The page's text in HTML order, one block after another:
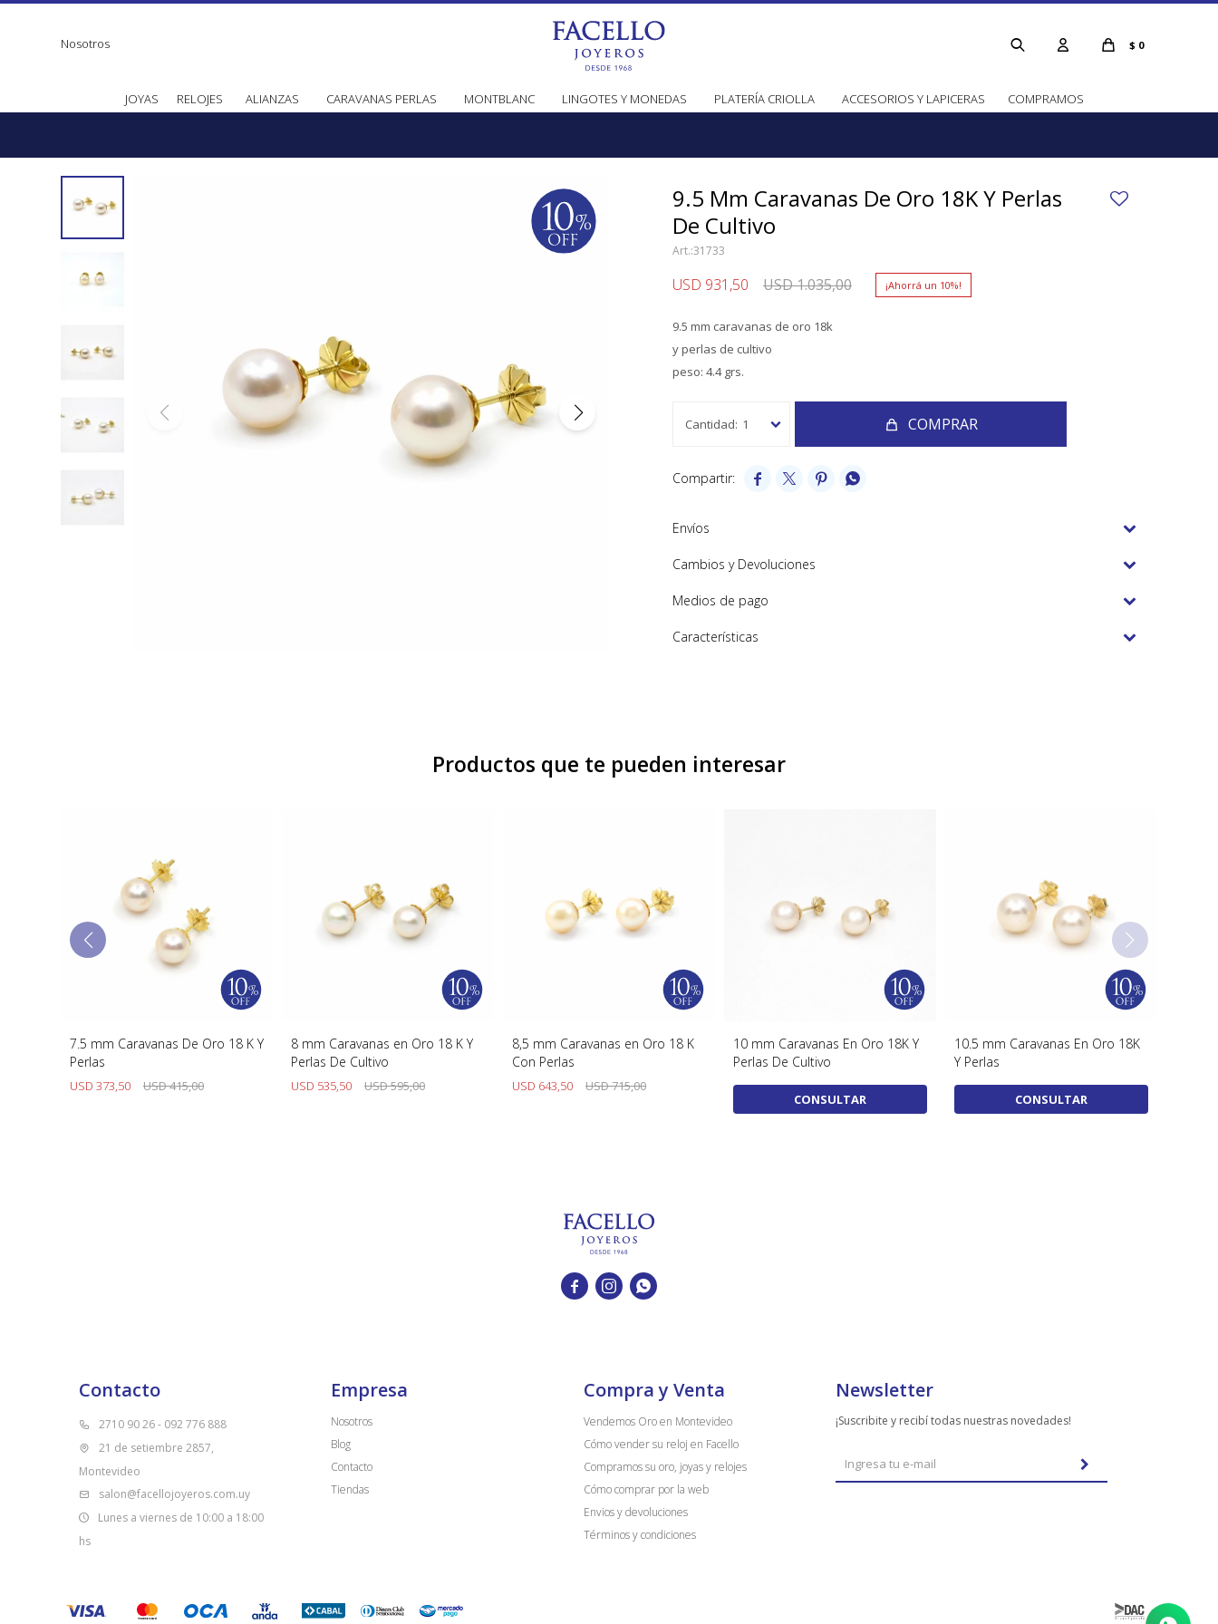
JOYAS RELOJES ALIANZAS CARAVANAS PERLAS MONTBLANC LINGOTES Y MONEDAS PLATERÍA CRIOLLA ACCESORIOS Y LAPICERAS COMPRAMOS
$ 0
Nosotros
9.5 Mm Caravanas De Oro 18K Y Perlas
De Cultivo
31733
USD 931,50 USD1.035,00 10
9.5 mm caravanas de oro 18k
y perlas de cultivo
peso: 4.4 grs.
1 COMPRAR
   
Envíos
Cambios y Devoluciones
Medios de pago
Características
Productos que te pueden interesar
7.5 mm Caravanas De Oro 18 K Y
Perlas
USD 373,50 USD415,00
8 mm Caravanas en Oro 18 K Y
Perlas De Cultivo
USD 535,50 USD595,00
8,5 mm Caravanas en Oro 18 K
Con Perlas
USD 643,50 USD715,00
10 mm Caravanas En Oro 18K Y
Perlas De Cultivo
CONSULTAR
10.5 mm Caravanas En Oro 18K
Y Perlas
CONSULTAR
  
Contacto
2710 90 26 - 092 776 888
21 de setiembre 2857,
Montevideo
salon@facellojoyeros.com.uy
Lunes a viernes de 10:00 a 18:00
hs
Empresa
Nosotros
Blog
Contacto
Tiendas
Compra y Venta
Vendemos Oro en Montevideo
Cómo vender su reloj en Facello
Compramos su oro, joyas y relojes
Cómo comprar por la web
Envios y devoluciones
Términos y condiciones
Newsletter
¡Suscribite y recibí todas nuestras novedades!